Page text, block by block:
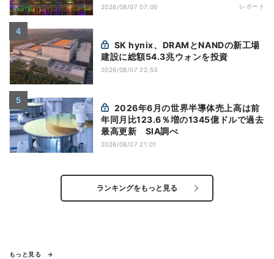
2026/08/07 07:00 レポート
建設に総額54.3兆ウォンを投資
2026/08/07 22:53
年同月比123.6％増の1345億ドルで過去
最高更新 SIA調べ
2026/08/07 21:01
ランキングをもっと見る
もっと見る